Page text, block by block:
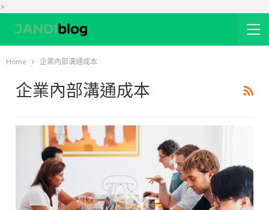
>
Home 企業內部溝通成本
企業內部溝通成本